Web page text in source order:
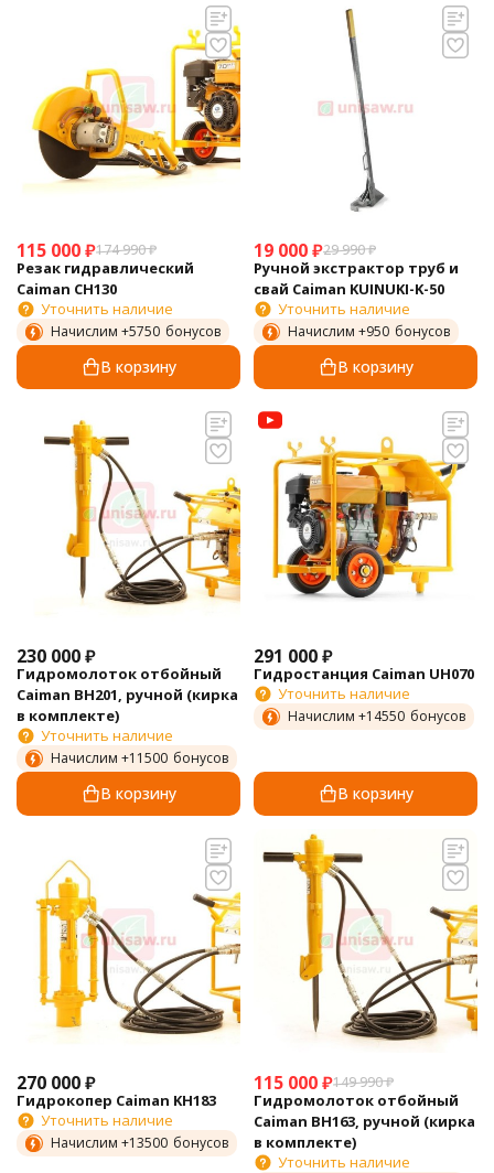
115 000₽174 990₽
Резак гидравлический
Caiman CH130
Уточнить наличие
Начислим +5750 бонусов
В корзину
19 000₽29 990₽
Ручной экстрактор труб и
свай Caiman KUINUKI-K-50
Уточнить наличие
Начислим +950 бонусов
В корзину
230 000₽
Гидромолоток отбойный
Caiman BH201, ручной (кирка
в комплекте)
Уточнить наличие
Начислим +11500 бонусов
В корзину
291 000₽
Гидростанция Caiman UH070
Уточнить наличие
Начислим +14550 бонусов
В корзину
270 000₽
Гидрокопер Caiman KH183
Уточнить наличие
Начислим +13500 бонусов
115 000₽149 990₽
Гидромолоток отбойный
Caiman BH163, ручной (кирка
в комплекте)
Уточнить наличие